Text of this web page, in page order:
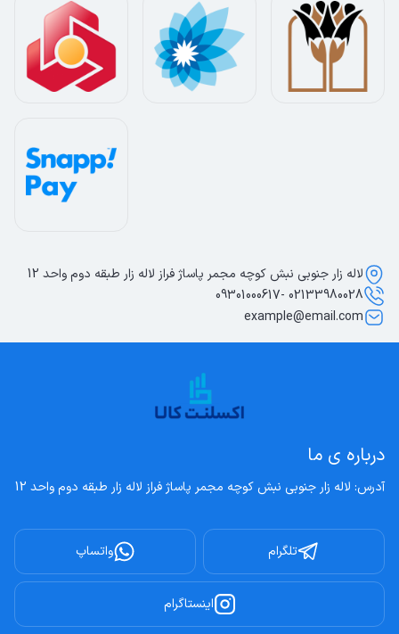
درباره ی ما
آدرس: لاله زار جنوبی نبش کوچه مجمر پاساژ فراز لاله زار طبقه دوم واحد 12
تلگرام واتساپ
اینستاگرام
لاله زار جنوبی نبش کوچه مجمر پاساژ فراز لاله زار طبقه دوم واحد 12
02133980028 -09301000617
example@email.com